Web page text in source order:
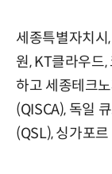
세종특별자치시
원, KT클라우드
하고 세종테크
(QISCA), 독일
(QSL), 싱가포